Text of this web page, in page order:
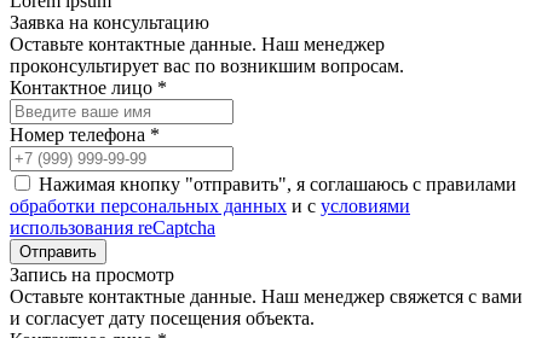
Заявка на консультацию
Оставьте контактные данные. Наш менеджер
проконсультирует вас по возникшим вопросам.
Контактное лицо *
Номер телефона *
Нажимая кнопку "отправить", я соглашаюсь с правилами
обработки персональных данных и с условиями
использования reCaptcha
Запись на просмотр
Оставьте контактные данные. Наш менеджер свяжется с вами
и согласует дату посещения объекта.